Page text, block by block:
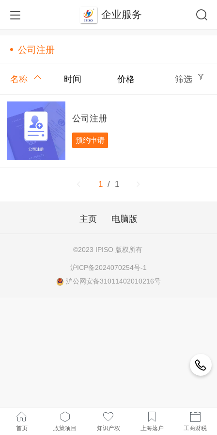
企业服务
公司注册
名称 时间 价格 筛选
公司注册
预约申请
1 / 1
主页 电脑版
©2023 IPISO 版权所有
沪ICP备2024070254号-1
沪公网安备31011402010216号
首页 政策项目 知识产权 上海落户 工商财税